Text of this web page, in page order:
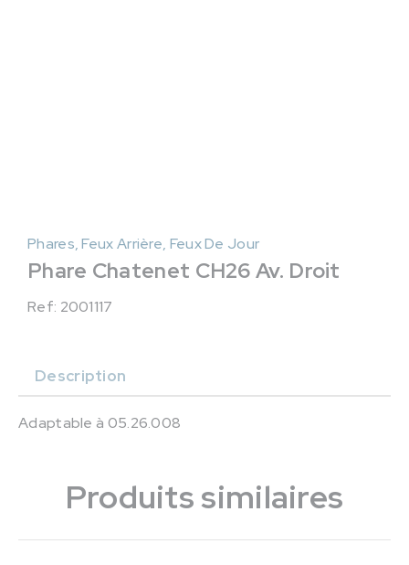
Phares, Feux Arrière, Feux De Jour
Phare Chatenet CH26 Av. Droit
Ref: 2001117
Description
Adaptable à 05.26.008
Produits similaires